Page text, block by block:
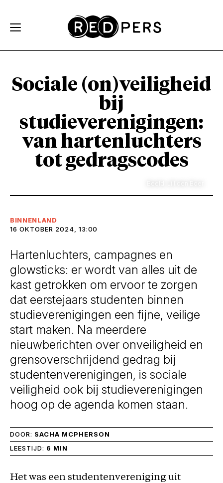
Sociale (on)veiligheid
bij
studieverenigingen:
van hartenluchters
tot gedragscodes
BINNENLAND
16 OKTOBER 2024, 13:00
Hartenluchters, campagnes en
glowsticks: er wordt van alles uit de
kast getrokken om ervoor te zorgen
dat eerstejaars studenten binnen
studieverenigingen een fijne, veilige
start maken. Na meerdere
nieuwberichten over onveiligheid en
grensoverschrijdend gedrag bij
studentenverenigingen, is sociale
veiligheid ook bij studieverenigingen
hoog op de agenda komen staan.
DOOR: SACHA MCPHERSON
LEESTIJD: 6 MIN
Het was een studentenvereniging uit